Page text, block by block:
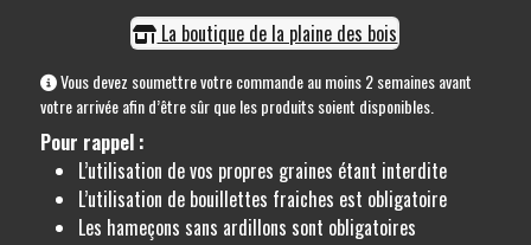
La boutique de la plaine des bois
Vous devez soumettre votre commande au moins 2 semaines avant
votre arrivée afin d’être sûr que les produits soient disponibles.
Pour rappel :
L’utilisation de vos propres graines étant interdite
L’utilisation de bouillettes fraiches est obligatoire
Les hameçons sans ardillons sont obligatoires